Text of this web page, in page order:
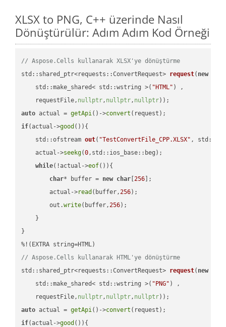
XLSX to PNG, C++ üzerinde Nasıl
Dönüştürülür: Adım Adım Kod Örneği
// Aspose.Cells kullanarak XLSX'ye dönüştürme
std::shared_ptr<requests::ConvertRequest> request( new
    std::make_shared< std::wstring >(
"HTML" ) ,
    requestFile,
nullptr, nullptr, nullptr))
auto actual = getApi()->convert
if(actual->good ()){
std::ofstream out( "TestConvertFile_CPP.XLSX" ,
    actual->
seekg(0,std::ios_base::beg);
while(!actual->eof()){
char* buffer = new char [256 ];
        actual->
read (buffer,256);
        out.
write(buffer,256);
    }
}
// Aspose.Cells kullanarak HTML'ye dönüştürme
std::shared_ptr<requests::ConvertRequest> request( new
    std::make_shared< std::wstring >(
"PNG" ) ,
    requestFile,
nullptr, nullptr, nullptr))
auto actual = getApi()->convert
if(actual->good ()){